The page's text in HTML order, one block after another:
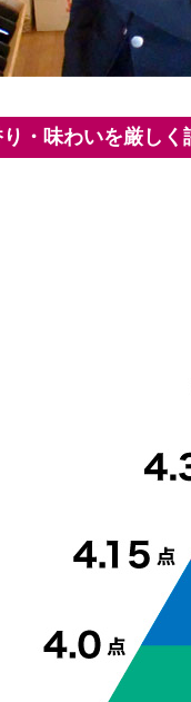
・味わいを厳しく